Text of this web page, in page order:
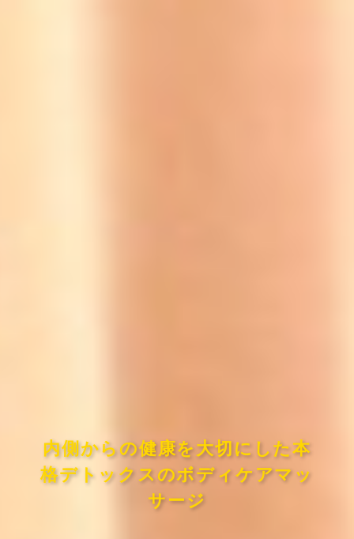
内側からの健康を大切にした本
格デトックスのボディケアマッ
サージ